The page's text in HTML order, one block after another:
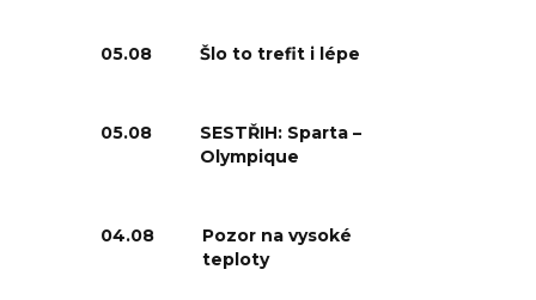
05.08 Šlo to trefit i lépe
05.08
SESTŘIH: Sparta –
Olympique
04.08
Pozor na vysoké
teploty